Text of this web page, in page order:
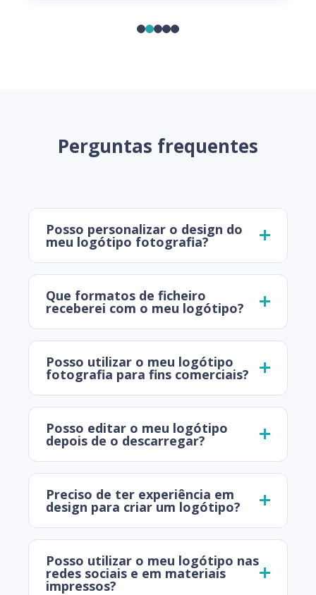
Perguntas frequentes
Posso personalizar o design do
meu logótipo fotografia?
Que formatos de ficheiro
receberei com o meu logótipo?
Posso utilizar o meu logótipo
fotografia para fins comerciais?
Posso editar o meu logótipo
depois de o descarregar?
Preciso de ter experiência em
design para criar um logótipo?
Posso utilizar o meu logótipo nas
redes sociais e em materiais
impressos?